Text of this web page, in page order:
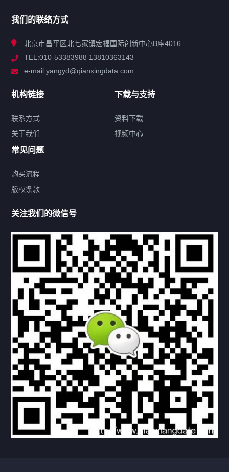
解决方案
联系方式
热门标签
机构链接
联系方式 关于我们
下载与支持
资料下载 视频中心
常见问题
购买流程 版权条款
北京乾行捷通荣获阿里巴巴国际站多项年度荣誉，持续引
领ICT与AI行业发展
2025/12/22 527 新闻中心 信创服务器国产服务器
我们的联络方式
北京市昌平区北七家镇宏福国际创新中心B座4016
TEL:010-53383988 13810363143
e-mail:yangyd@qianxingdata.com
机构链接
联系方式
关于我们
下载与支持
资料下载
视频中心
常见问题
购买流程
版权条款
关注我们的微信号